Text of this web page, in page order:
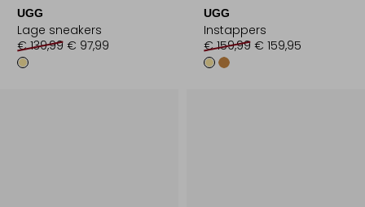
UGG
Lage sneakers
€ 139,99 € 97,99
UGG
Instappers
€ 159,99 € 159,95